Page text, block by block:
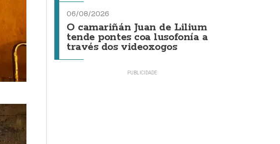
06/08/2026
O camariñán Juan de Lilium
tende pontes coa lusofonía a
través dos videoxogos